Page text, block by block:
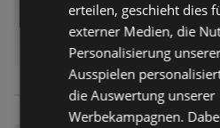
erteilen, geschieht dies
externer Medien, die
Personalisierung
Ausspielen
die Auswertung unserer
Werbekampagnen.